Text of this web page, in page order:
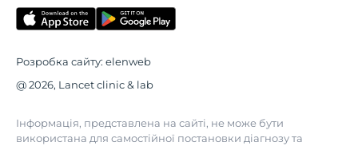
Розробка сайту: elenweb
@ 2026, Lancet clinic & lab
Інформація, представлена на сайті, не може бути
використана для самостійної постановки діагнозу та